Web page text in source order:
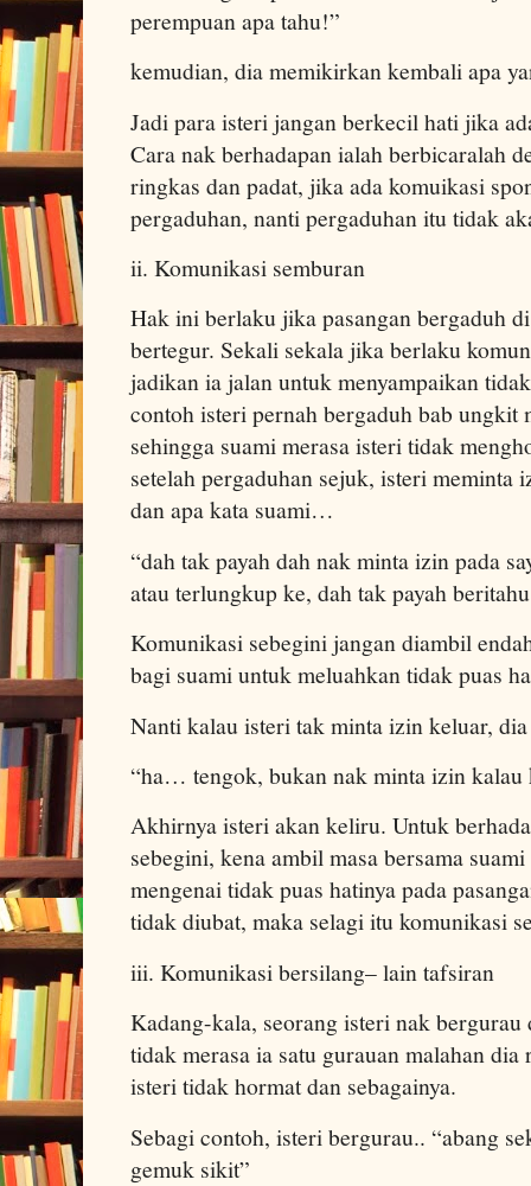
perempuan apa tahu!”
kemudian, dia memikirkan kembali apa
Jadi para isteri jangan berkecil hati jika
Cara nak berhadapan ialah berbicaralah
ringkas dan padat, jika ada komuikasi
pergaduhan, nanti pergaduhan itu tidak
ii. Komunikasi semburan
Hak ini berlaku jika pasangan bergaduh
bertegur. Sekali sekala jika berlaku
jadikan ia jalan untuk menyampaikan
contoh isteri pernah bergaduh bab ungkit
sehingga suami merasa isteri tidak
setelah pergaduhan sejuk, isteri meminta
dan apa kata suami…
“dah tak payah dah nak minta izin pada
atau terlungkup ke, dah tak payah
Komunikasi sebegini jangan diambil
bagi suami untuk meluahkan tidak puas
Nanti kalau isteri tak minta izin keluar,
“ha… tengok, bukan nak minta izin
Akhirnya isteri akan keliru. Untuk
sebegini, kena ambil masa bersama
mengenai tidak puas hatinya pada
tidak diubat, maka selagi itu komunikasi
iii. Komunikasi bersilang– lain tafsiran
Kadang-kala, seorang isteri nak bergurau
tidak merasa ia satu gurauan malahan
isteri tidak hormat dan sebagainya.
Sebagi contoh, isteri bergurau.. “abang
gemuk sikit”